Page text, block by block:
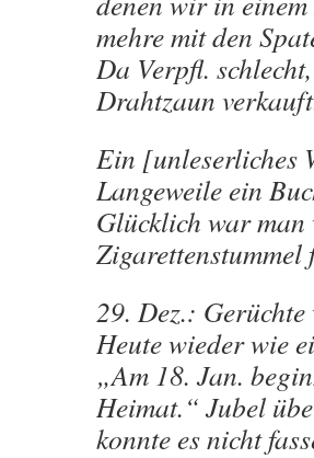
mehre mit den
Da Verpfl.
Drahtzaun
Ein [unleserliches
Langeweile ein
Glücklich war man
Zigarettenstummel
29. Dez.:
Heute wieder wie
„Am 18. Jan.
Heimat.“ Jubel
konnte es nicht